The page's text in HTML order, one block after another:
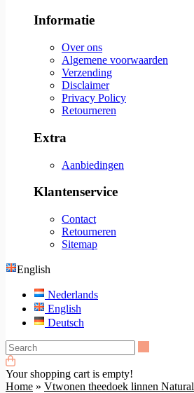
Informatie
Over ons
Algemene voorwaarden
Verzending
Disclaimer
Privacy Policy
Retourneren
Extra
Aanbiedingen
Klantenservice
Contact
Retourneren
Sitemap
English
Nederlands
English
Deutsch
Your shopping cart is empty!
Home » Vtwonen theedoek linnen Natural